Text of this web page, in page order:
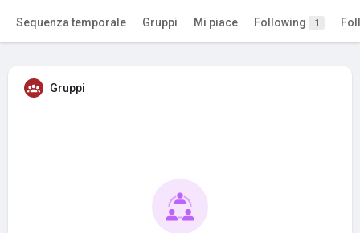
Sequenza temporale Gruppi Mi piace Following 1
Gruppi